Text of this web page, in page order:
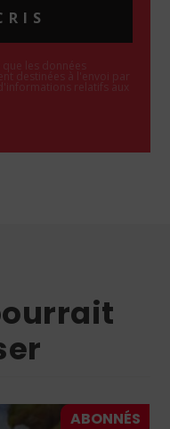
les données
destinées à l'envoi par
relatifs aux